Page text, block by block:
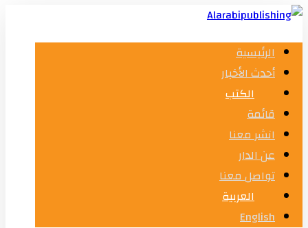
الرئيسية
أحدث الأخبار
الكتب
قائمة
انشر معنا
عن الدار
تواصل معنا
العربية
English